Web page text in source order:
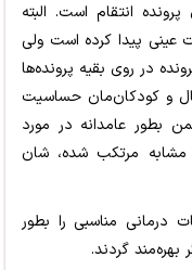
انتقام است. البته
عینی پیدا کرده است ولی
در روی بقیه پرونده‌ها
و کودکان‌مان حساسیت‌
بطور عامدانه در مورد
مرتکب شده، شان
درمانی مناسبی را بطور
بهره‌مند گردند.